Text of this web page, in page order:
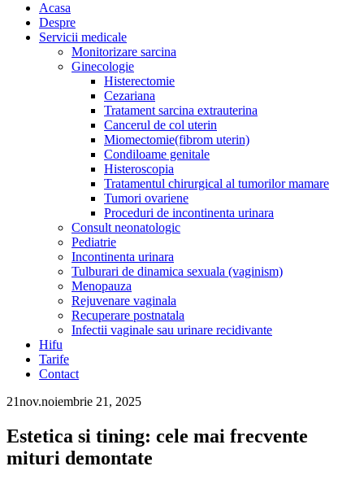
Acasa
Despre
Servicii medicale
Monitorizare sarcina
Ginecologie
Histerectomie
Cezariana
Tratament sarcina extrauterina
Cancerul de col uterin
Miomectomie(fibrom uterin)
Condiloame genitale
Histeroscopia
Tratamentul chirurgical al tumorilor mamare
Tumori ovariene
Proceduri de incontinenta urinara
Consult neonatologic
Pediatrie
Incontinenta urinara
Tulburari de dinamica sexuala (vaginism)
Menopauza
Rejuvenare vaginala
Recuperare postnatala
Infectii vaginale sau urinare recidivante
Hifu
Tarife
Contact
21nov.noiembrie 21, 2025
Estetica si tining: cele mai frecvente
mituri demontate